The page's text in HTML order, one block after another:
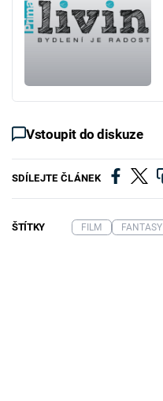
Vstoupit do diskuze
SDÍLEJTE ČLÁNEK
ŠTÍTKY FILM FANTASY